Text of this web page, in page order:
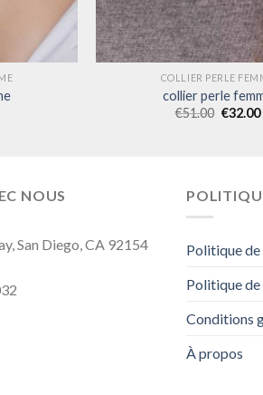
COLLIER PERLE
collier perle
€51.00 €32.00
NOUS
San Diego, CA 92154
Politique
Politique
Conditions
À propos